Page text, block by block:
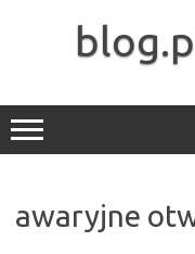
awaryjne